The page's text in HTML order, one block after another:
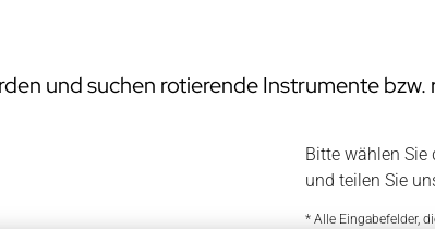
und suchen rotierende Instrumente bzw.
Bitte wählen
und teilen Sie
* Alle Eingabefelder,